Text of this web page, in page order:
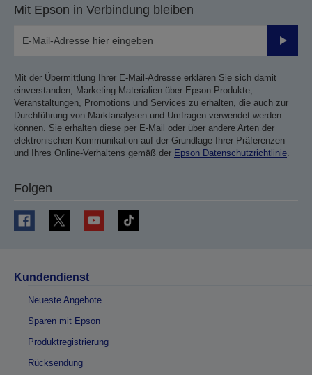
Mit Epson in Verbindung bleiben
Mit der Übermittlung Ihrer E-Mail-Adresse erklären Sie sich damit
einverstanden, Marketing-Materialien über Epson Produkte,
Veranstaltungen, Promotions und Services zu erhalten, die auch zur
Durchführung von Marktanalysen und Umfragen verwendet werden
können. Sie erhalten diese per E-Mail oder über andere Arten der
elektronischen Kommunikation auf der Grundlage Ihrer Präferenzen
und Ihres Online-Verhaltens gemäß der Epson Datenschutzrichtlinie.
Folgen
Kundendienst
Neueste Angebote
Sparen mit Epson
Produktregistrierung
Rücksendung